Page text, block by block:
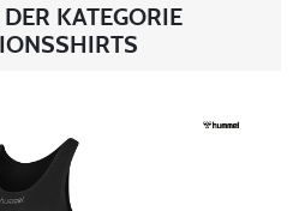
KATEGORIE